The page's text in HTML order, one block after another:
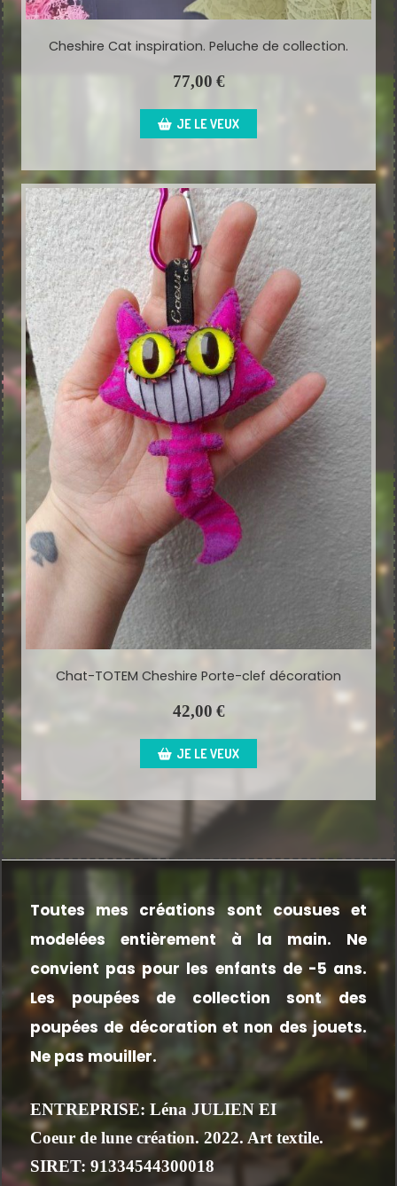
Cheshire Cat inspiration. Peluche de collection.
77,00 €
JE LE VEUX
Chat-TOTEM Cheshire Porte-clef décoration
42,00 €
JE LE VEUX
Toutes mes créations sont cousues et
modelées entièrement à la main. Ne
convient pas pour les enfants de -5 ans.
Les poupées de collection sont des
poupées de décoration et non des jouets.
Ne pas mouiller.
ENTREPRISE: Léna JULIEN EI
Coeur de lune création. 2022. Art textile.
SIRET: 91334544300018